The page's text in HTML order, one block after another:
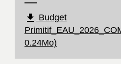
file_download Budget
0.24Mo)